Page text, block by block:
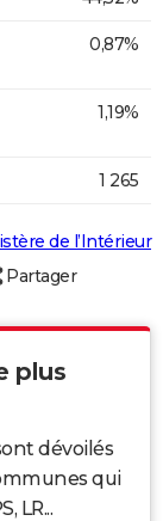
0,87%
1,19%
1 265
de l’Intérieur
Partager
plus
dévoilés
qui
LR...